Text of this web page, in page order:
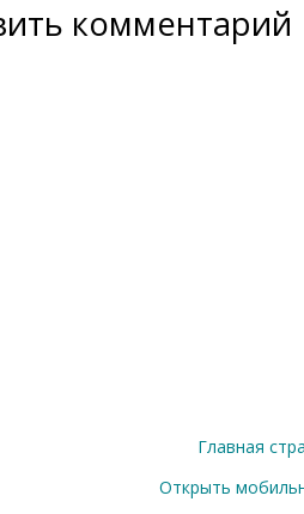
комментарий
Главная
Открыть